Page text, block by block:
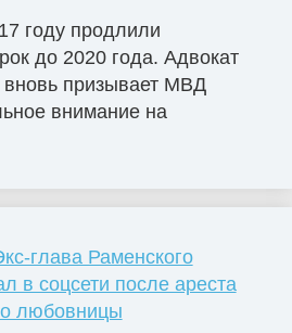
году продлили
до 2020 года. Адвокат
вновь призывает МВД
внимание на
глава Раменского
в соцсети после ареста
любовницы